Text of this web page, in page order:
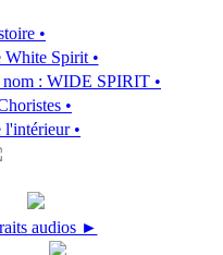
•
White Spirit •
nom : WIDE SPIRIT •
•
•
audios ►